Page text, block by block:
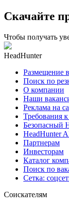
Скачайте
Чтобы получать
HeadHunter
Размещение
Поиск по
О компании
Наши
Реклама на
Требования
Безопасный
HeadHunter
Партнерам
Инвесторам
Каталог
Поиск по
Сетка:
Соискателям